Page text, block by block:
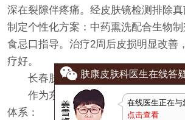
深在裂隙伴疼痛。经皮肤镜检测排除
制定个性化方案：中药熏洗配合生物
食忌口指导。治疗2周后皮损明显改善
疗好。
长春肤康诊疗特色
作为东北地区皮肤病专科标杆，医
体系：
肤康皮肤科医生在线答
在线医生正在与
点击查看